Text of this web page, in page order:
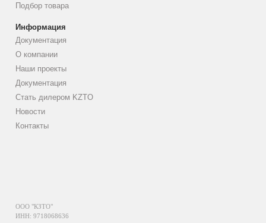
Подбор товара
Информация
Документация
О компании
Наши проекты
Документация
Стать дилером KZTO
Новости
Контакты
ООО "КЗТО"
ИНН: 9718068636